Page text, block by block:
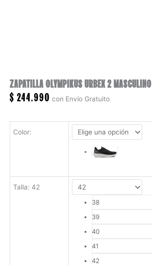
ZAPATILLA OLYMPIKUS URBEX 2 MASCULINO
$ 244.990 con Envío Gratuito
Color:
Talla: 42
38
39
40
41
42